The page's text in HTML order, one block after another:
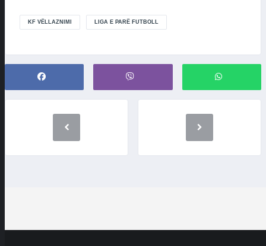
KF VËLLAZNIMI LIGA E PARË FUTBOLL